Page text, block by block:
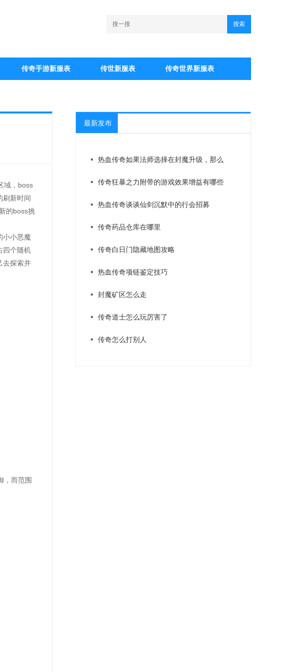
搜索
传奇手游新服表 传世新服表 传奇世界新服表
域，boss
刷新时间
的boss挑
小小恶魔
四个随机
去探索并
，而范围
最新发布
热血传奇如果法师选择在封魔升级，那么
传奇狂暴之力附带的游戏效果增益有哪些
热血传奇谈谈仙剑沉默中的行会招募
传奇药品仓库在哪里
传奇白日门隐藏地图攻略
热血传奇项链鉴定技巧
封魔矿区怎么走
传奇道士怎么玩厉害了
传奇怎么打别人